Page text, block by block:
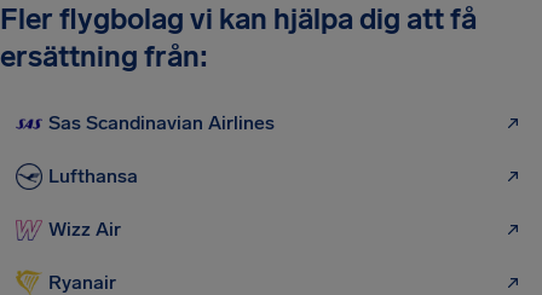
Fler flygbolag vi kan hjälpa dig att få
ersättning från:
Sas Scandinavian Airlines
Lufthansa
Wizz Air
Ryanair